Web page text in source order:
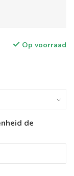
Op voorraad
de